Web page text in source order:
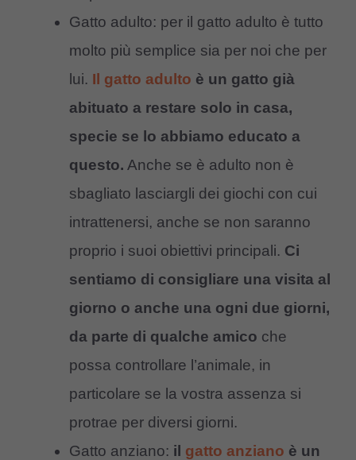
Gatto adulto: per il gatto adulto è tutto
molto più semplice sia per noi che per
lui. Il gatto adulto è un gatto già
abituato a restare solo in casa,
specie se lo abbiamo educato a
questo. Anche se è adulto non è
sbagliato lasciargli dei giochi con cui
intrattenersi, anche se non saranno
proprio i suoi obiettivi principali. Ci
sentiamo di consigliare una visita al
giorno o anche una ogni due giorni,
da parte di qualche amico che
possa controllare l’animale, in
particolare se la vostra assenza si
protrae per diversi giorni.
Gatto anziano: il gatto anziano è un